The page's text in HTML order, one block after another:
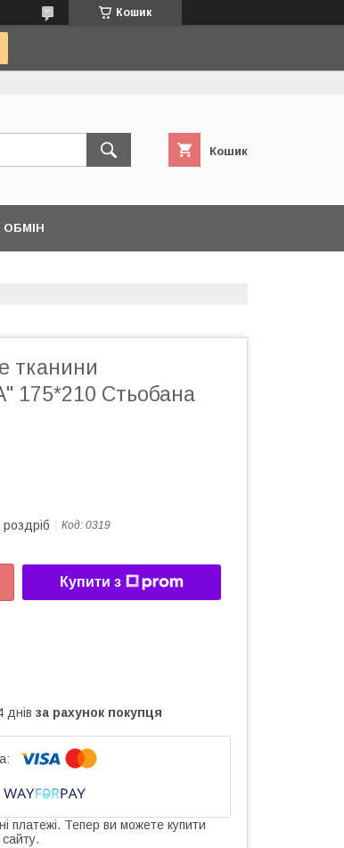
Кошик
Кошик
тканини
175*210 Стьобана
Код: 0319
Купити з
днів за рахунок покупця
платежі. Тепер ви можете купити